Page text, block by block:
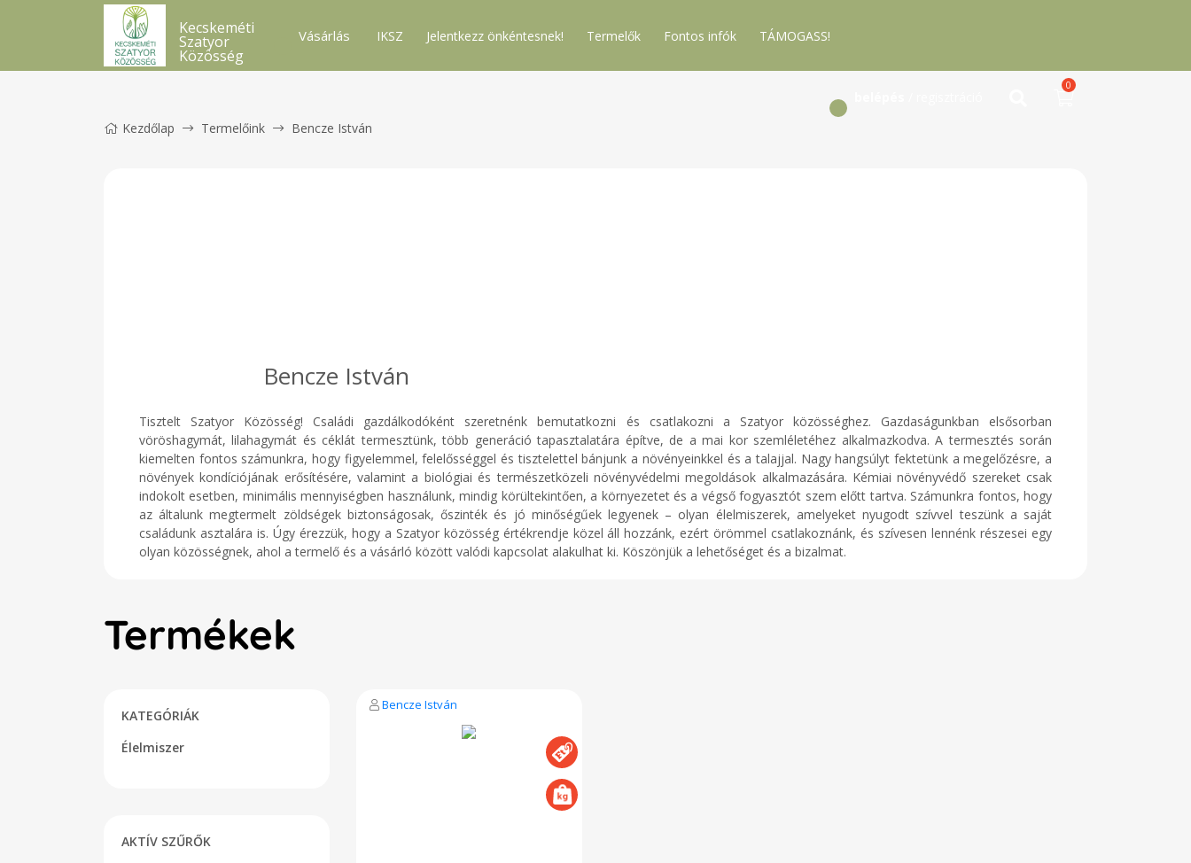
Kecskeméti
Szatyor
Közösség
Vásárlás IKSZ Jelentkezz önkéntesnek! Termelők Fontos infók TÁMOGASS!
0
Kezdőlap Termelőink Bencze István
Bencze István
Tisztelt Szatyor Közösség! Családi gazdálkodóként szeretnénk bemutatkozni és csatlakozni a Szatyor közösséghez. Gazdaságunkban elsősorban
vöröshagymát, lilahagymát és céklát termesztünk, több generáció tapasztalatára építve, de a mai kor szemléletéhez alkalmazkodva. A termesztés során
kiemelten fontos számunkra, hogy figyelemmel, felelősséggel és tisztelettel bánjunk a növényeinkkel és a talajjal. Nagy hangsúlyt fektetünk a megelőzésre, a
növények kondíciójának erősítésére, valamint a biológiai és természetközeli növényvédelmi megoldások alkalmazására. Kémiai növényvédő szereket csak
indokolt esetben, minimális mennyiségben használunk, mindig körültekintően, a környezetet és a végső fogyasztót szem előtt tartva. Számunkra fontos, hogy
az általunk megtermelt zöldségek biztonságosak, őszinték és jó minőségűek legyenek – olyan élelmiszerek, amelyeket nyugodt szívvel teszünk a saját
családunk asztalára is. Úgy érezzük, hogy a Szatyor közösség értékrendje közel áll hozzánk, ezért örömmel csatlakoznánk, és szívesen lennénk részesei egy
olyan közösségnek, ahol a termelő és a vásárló között valódi kapcsolat alakulhat ki. Köszönjük a lehetőséget és a bizalmat.
Termékek
KATEGÓRIÁK
Élelmiszer
AKTÍV SZŰRŐK
Bencze István